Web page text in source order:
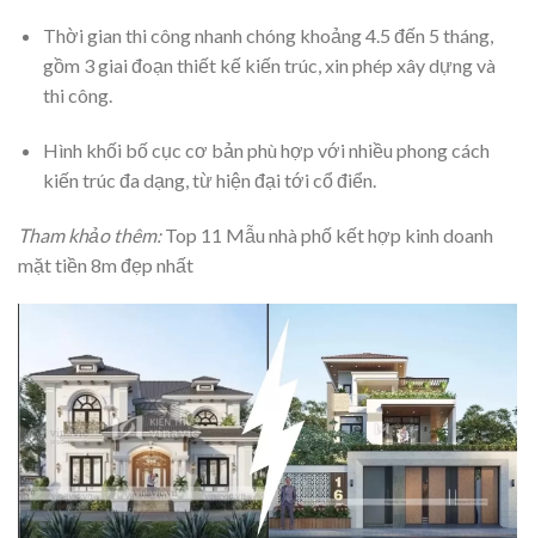
Thời gian thi công nhanh chóng khoảng 4.5 đến 5 tháng,
gồm 3 giai đoạn thiết kế kiến trúc, xin phép xây dựng và
thi công.
Hình khối bố cục cơ bản phù hợp với nhiều phong cách
kiến trúc đa dạng, từ hiện đại tới cổ điển.
Tham khảo thêm:Top 11 Mẫu nhà phố kết hợp kinh doanh
mặt tiền 8m đẹp nhất